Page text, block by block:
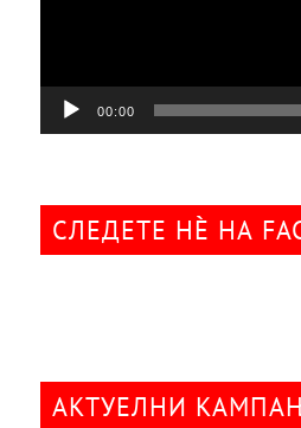
00:00
СЛЕДЕТЕ НÈ НА
АКТУЕЛНИ